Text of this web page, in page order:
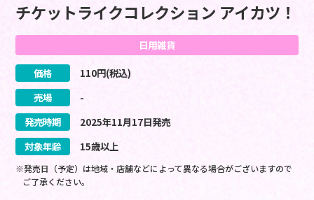
チケットライクコレクション アイカツ！
日用雑貨
価格 110円(税込)
売場
-
発売時期
2025年11月17日発売
対象年齢
15歳以上
※発売日（予定）は地域・店舗などによって異なる場合がございますので
ご了承ください。